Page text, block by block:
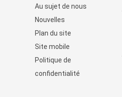
Au sujet de nous
Nouvelles
Plan du site
Site mobile
Politique de
confidentialité